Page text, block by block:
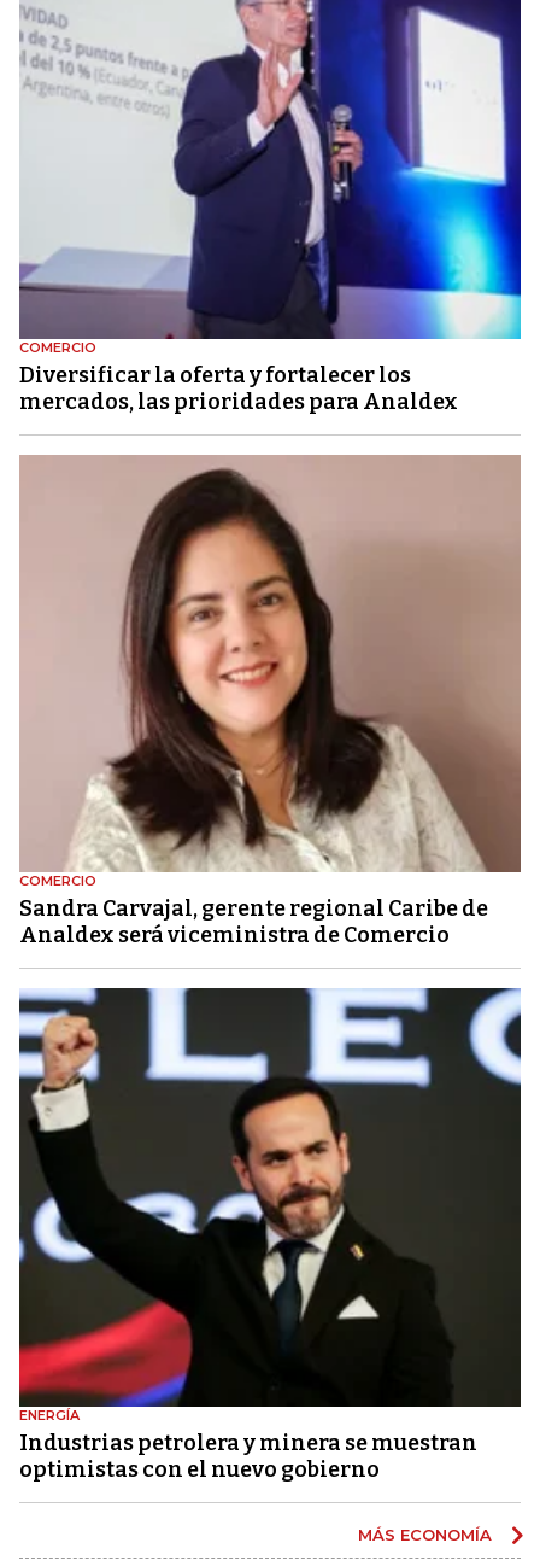
COMERCIO
Diversificar la oferta y fortalecer los
mercados, las prioridades para Analdex
COMERCIO
Sandra Carvajal, gerente regional Caribe de
Analdex será viceministra de Comercio
ENERGÍA
Industrias petrolera y minera se muestran
optimistas con el nuevo gobierno
MÁS ECONOMÍA